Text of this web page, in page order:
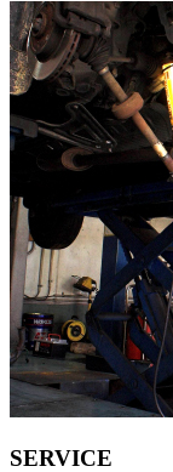
SERVICE